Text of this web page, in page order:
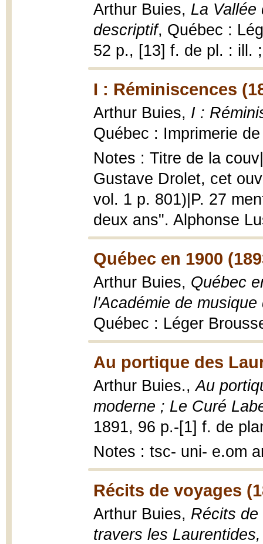
Arthur Buies, La Vallée
descriptif, Québec :
52 p., [13] f. de pl. : ill.
I : Réminiscences
Arthur Buies, I :
Québec : Imprimerie
Notes : Titre de la
Gustave Drolet, cet
vol. 1 p. 801)|P. 27
deux ans". Alphonse
Québec en 1900
Arthur Buies, Québec
l'Académie de
Québec : Léger
Au portique des
Arthur Buies.,Au
moderne ; Le Curé
1891, 96 p.-[1] f. de
Notes : tsc- uni- e.om
Récits de voyages
Arthur Buies, Récits
travers les